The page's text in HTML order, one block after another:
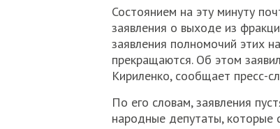
Состоянием на эту минуту
заявления о выходе из
заявления полномочий этих
прекращаются. Об этом
Кириленко, сообщает пресс-
По его словам, заявления
народные депутаты, которые